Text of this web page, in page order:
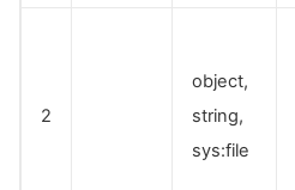
2
object,
string,
sys:file